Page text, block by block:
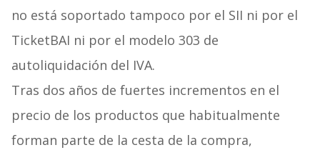
no está soportado tampoco por el SII ni por el
TicketBAI ni por el modelo 303 de
autoliquidación del IVA.
Tras dos años de fuertes incrementos en el
precio de los productos que habitualmente
forman parte de la cesta de la compra,